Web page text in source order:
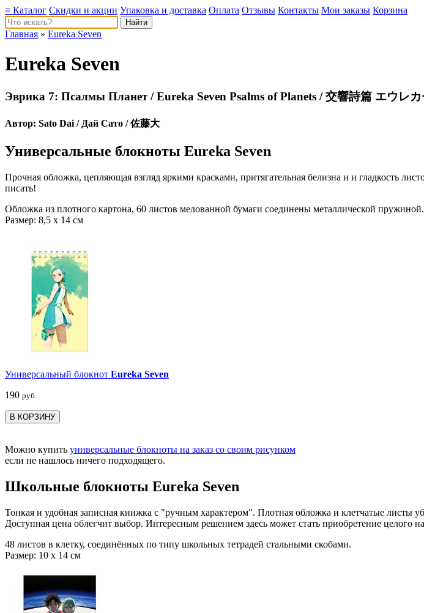
≡ Каталог Скидки и акции Упаковка и доставка Оплата Отзывы Контакты Мои заказы Корзина
Главная » Eureka Seven
Eureka Seven
Эврика 7: Псалмы Планет / Eureka Seven Psalms of Planets / 交響詩篇 エウレ
Автор: Sato Dai / Дай Сато / 佐藤大
Универсальные блокноты Eureka Seven
Прочная обложка, цепляющая взгляд яркими красками, притягательная белизна и и гладкость
писать!
Обложка из плотного картона, 60 листов мелованной бумаги соединены металлической пружиной.
Размер: 8,5 х 14 см
Универсальный блокнот Eureka Seven
190 руб.
В КОРЗИНУ
Можно купить универсальные блокноты на заказ со своим рисунком
если не нашлось ничего подходящего.
Школьные блокноты Eureka Seven
Тонкая и удобная записная книжка с "ручным характером". Плотная обложка и клетчатые листы
Доступная цена облегчит выбор. Интересным решением здесь может стать приобретение целого
48 листов в клетку, соединённых по типу школьных тетрадей стальными скобами.
Размер: 10 x 14 см